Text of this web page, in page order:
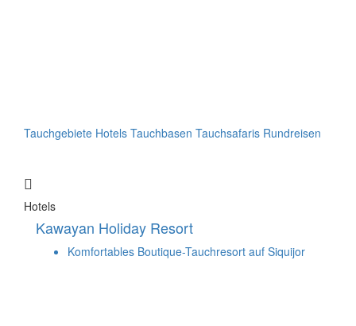
Tauchgebiete Hotels Tauchbasen Tauchsafaris Rundreisen
Hotels
Kawayan Holiday Resort
Komfortables Boutique-Tauchresort auf Siquijor